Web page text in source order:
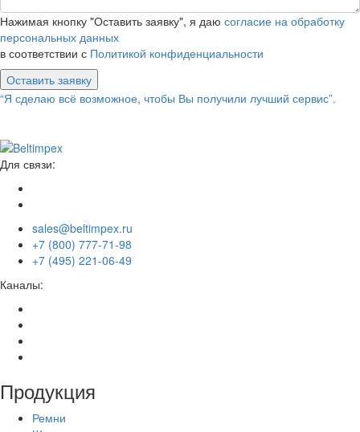
Нажимая кнопку "Оставить заявку", я даю согласие на обработку
персональных данных
в соответствии с Политикой конфиденциальности
Оставить заявку
“Я сделаю всё возможное, чтобы Вы получили лучший сервис”.
Для связи:
sales@beltimpex.ru
+7 (800) 777-71-98
+7 (495) 221-06-49
Каналы:
Продукция
Ремни